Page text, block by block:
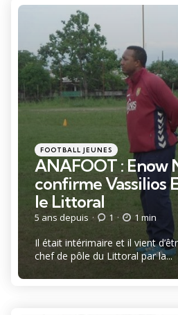
Catégories
Posté
dans
FOOTBALL JEUNES
ANAFOOT : Enow
confirme Vassilios
le Littoral
5 ans depuis 1 1 min
Il était intérimaire et il vient
chef de pôle du Littoral par la...